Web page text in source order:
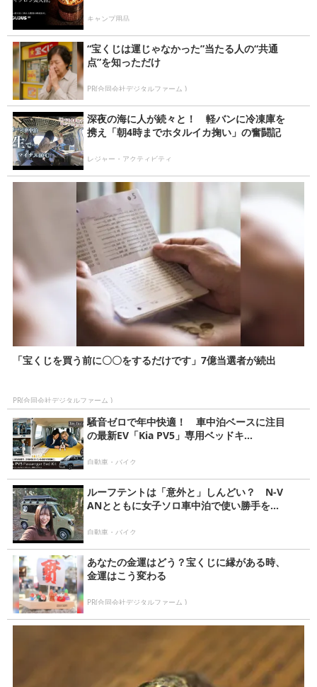
キャンプ用品
“宝くじは運じゃなかった”当たる人の“共通
点”を知っただけ
PR(合同会社デジタルファーム )
深夜の海に人が続々と！ 軽バンに冷凍庫を
携え「朝4時までホタルイカ掬い」の奮闘記
レジャー・アクティビティ
「宝くじを買う前に〇〇をするだけです」7億当選者が続出
PR(合同会社デジタルファーム )
騒音ゼロで年中快適！ 車中泊ベースに注目
の最新EV「Kia PV5」専用ベッドキ...
自動車・バイク
ルーフテントは「意外と」しんどい？ N-V
ANとともに女子ソロ車中泊で使い勝手を...
自動車・バイク
あなたの金運はどう？宝くじに縁がある時、
金運はこう変わる
PR(合同会社デジタルファーム )